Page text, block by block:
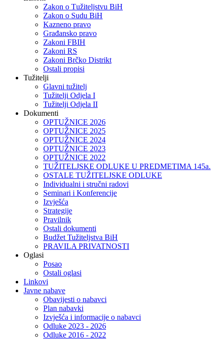
Zakon o Тužiteljstvu BiH
Zakon o Sudu BiH
Kazneno pravo
Građansko pravo
Zakoni FBIH
Zakoni RS
Zakoni Brčko Distrikt
Ostali propisi
Tužitelji
Glavni tužitelj
Tužitelji Odjela I
Tužitelji Odjela II
Dokumenti
OPTUŽNICE 2026
OPTUŽNICE 2025
OPTUŽNICE 2024
OPTUŽNICE 2023
OPTUŽNICE 2022
TUŽITELJSKE ODLUKE U PREDMETIMA 145a.
OSTALE TUŽITELJSKE ODLUKE
Individualni i stručni radovi
Seminari i Konferencije
Izvješća
Strategije
Pravilnik
Ostali dokumenti
Budžet Tužiteljstva BiH
PRAVILA PRIVATNOSTI
Oglasi
Posao
Ostali oglasi
Linkovi
Javne nabave
Obavijesti o nabavci
Plan nabavki
Izvješća i informacije o nabavci
Odluke 2023 - 2026
Odluke 2016 - 2022